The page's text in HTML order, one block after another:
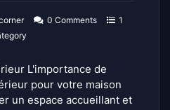
0 Comments
1
L'importance de
pour votre maison
un espace accueillant et